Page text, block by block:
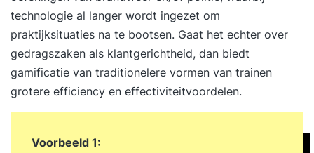
en ontwikkelbehoefte. Stap 2. Je volgt een
inspirerende en praktijkgerichte training De
tweedaagse training Timemanagement wordt
verspreid over twee weken gegeven. De
trainingsdagen bestaan uit inspirerende
inleidingen, praktische opdrachten en
technologie al langer wordt ingezet om
praktijksituaties na te bootsen. Gaat het echter over
gedragszaken als klantgerichtheid, dan biedt
gamificatie van traditionelere vormen van trainen
grotere efficiency en effectiviteitvoordelen.
Voorbeeld 1: